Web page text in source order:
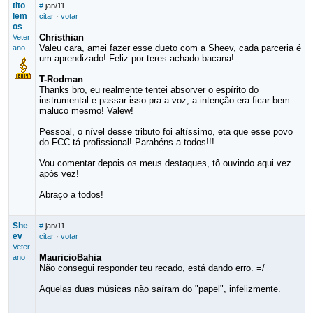
tito
lem
os
Veter
ano
# jan/11
citar· votar
Christhian
Valeu cara, amei fazer esse dueto com a Sheev, cada parceria é
um aprendizado! Feliz por teres achado bacana!
T-Rodman
Thanks bro, eu realmente tentei absorver o espírito do
instrumental e passar isso pra a voz, a intenção era ficar bem
maluco mesmo! Valew!
Pessoal, o nível desse tributo foi altíssimo, eta que esse povo
do FCC tá profissional! Parabéns a todos!!!
Vou comentar depois os meus destaques, tô ouvindo aqui vez
após vez!
Abraço a todos!
She
ev
Veter
ano
# jan/11
citar· votar
MauricioBahia
Não consegui responder teu recado, está dando erro. =/
Aquelas duas músicas não saíram do "papel", infelizmente.